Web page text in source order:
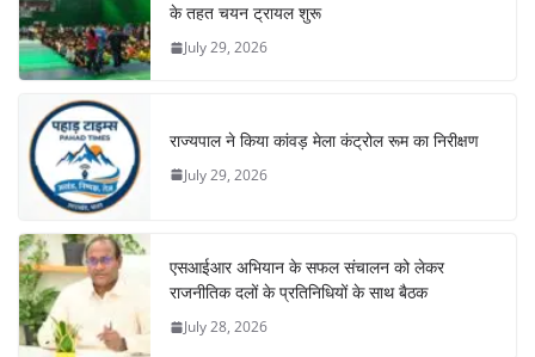
के तहत चयन ट्रायल शुरू
July 29, 2026
राज्यपाल ने किया कांवड़ मेला कंट्रोल रूम का निरीक्षण
July 29, 2026
एसआईआर अभियान के सफल संचालन को लेकर
राजनीतिक दलों के प्रतिनिधियों के साथ बैठक
July 28, 2026